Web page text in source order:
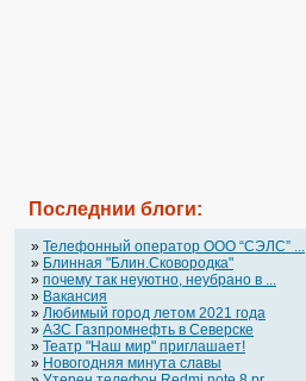
Последнии блоги:
» Телефонный оператор OOO “СЭЛС” ...
» Блинная "Блин.Сковородка"
» почему так неуютно, неубрано в ...
» Вакансия
» Любимый город летом 2021 года
» АЗС Газпромнефть в Северске
» Театр "Наш мир" приглашает!
» Новогодняя минута славы